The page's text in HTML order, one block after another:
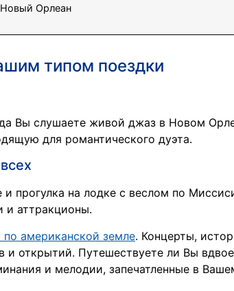
Новый Орлеан
типом поездки
Вы слушаете живой джаз в Новом
для романтического дуэта.
прогулка на лодке с веслом по
и аттракционы.
американской земле. Концерты,
открытий. Путешествуете ли Вы
и мелодии, запечатленные в